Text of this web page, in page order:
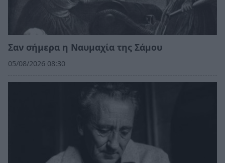
Σαν σήμερα η Ναυμαχία της Σάμου
05/08/2026 08:30